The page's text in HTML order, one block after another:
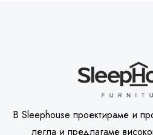
В Sleephouse проектираме и
легла и предлагаме